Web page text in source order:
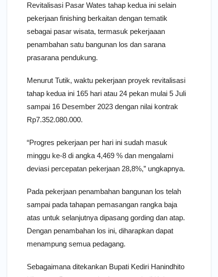
Revitalisasi Pasar Wates tahap kedua ini selain
pekerjaan finishing berkaitan dengan tematik
sebagai pasar wisata, termasuk pekerjaaan
penambahan satu bangunan los dan sarana
prasarana pendukung.
Menurut Tutik, waktu pekerjaan proyek revitalisasi
tahap kedua ini 165 hari atau 24 pekan mulai 5 Juli
sampai 16 Desember 2023 dengan nilai kontrak
Rp7.352.080.000.
“Progres pekerjaan per hari ini sudah masuk
minggu ke-8 di angka 4,469 % dan mengalami
deviasi percepatan pekerjaan 28,8%,” ungkapnya.
Pada pekerjaan penambahan bangunan los telah
sampai pada tahapan pemasangan rangka baja
atas untuk selanjutnya dipasang gording dan atap.
Dengan penambahan los ini, diharapkan dapat
menampung semua pedagang.
Sebagaimana ditekankan Bupati Kediri Hanindhito